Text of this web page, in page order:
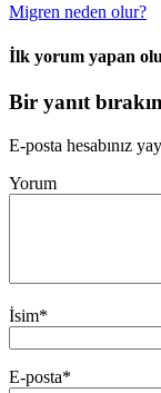
Migren neden olur?
İlk yorum yapan
Bir yanıt bırakın
E-posta hesabınız
Yorum
İsim*
E-posta*